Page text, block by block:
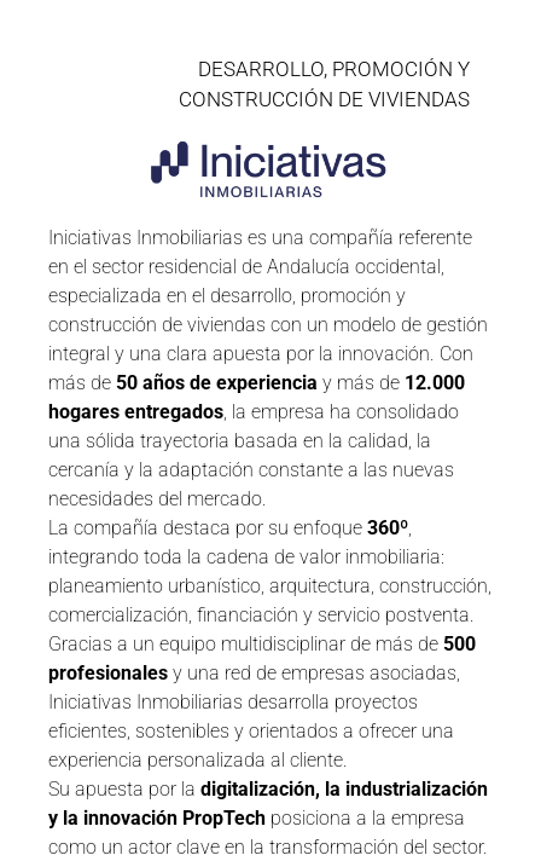
DESARROLLO, PROMOCIÓN Y
CONSTRUCCIÓN DE VIVIENDAS
Iniciativas Inmobiliarias es una compañía referente
en el sector residencial de Andalucía occidental,
especializada en el desarrollo, promoción y
construcción de viviendas con un modelo de gestión
integral y una clara apuesta por la innovación. Con
más de 50 años de experiencia y más de 12.000
hogares entregados, la empresa ha consolidado
una sólida trayectoria basada en la calidad, la
cercanía y la adaptación constante a las nuevas
necesidades del mercado.
La compañía destaca por su enfoque 360º,
integrando toda la cadena de valor inmobiliaria:
planeamiento urbanístico, arquitectura, construcción,
comercialización, financiación y servicio postventa.
Gracias a un equipo multidisciplinar de más de 500
profesionales y una red de empresas asociadas,
Iniciativas Inmobiliarias desarrolla proyectos
eficientes, sostenibles y orientados a ofrecer una
experiencia personalizada al cliente.
Su apuesta por la digitalización, la industrialización
y la innovación PropTech posiciona a la empresa
como un actor clave en la transformación del sector.